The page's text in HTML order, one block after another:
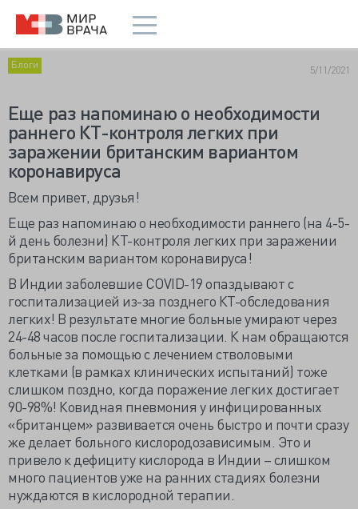
Блоги 5/11/2021
Еще раз напоминаю о необходимости
раннего КТ-контроля легких при
заражении британским вариантом
коронавируса
Всем привет, друзья!
Еще раз напоминаю о необходимости раннего (на 4-5-
й день болезни) КТ-контроля легких при заражении
британским вариантом коронавируса!
В Индии заболевшие COVID-19 опаздывают с
госпитализацией из-за позднего КТ-обследования
легких! В результате многие больные умирают через
24-48 часов после госпитализации. К нам обращаются
больные за помощью с лечением стволовыми
клетками (в рамках клинических испытаний) тоже
слишком поздно, когда поражение легких достигает
90-98%! Ковидная пневмония у инфицированных
«британцем» развивается очень быстро и почти сразу
же делает больного кислородозависимым. Это и
привело к дефициту кислорода в Индии – слишком
много пациентов уже на ранних стадиях болезни
нуждаются в кислородной терапии.